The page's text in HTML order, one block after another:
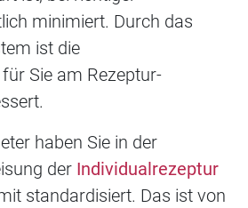
minimiert. Durch das
ist die
für Sie am Rezeptur-
haben Sie in der
der Individualrezeptur
standardisiert. Das ist von